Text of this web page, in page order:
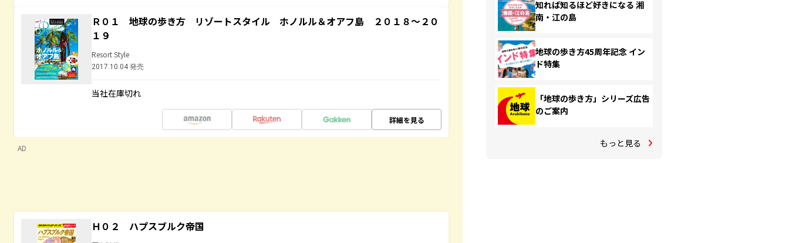
Ｒ０１ 地球の歩き方 リゾートスタイル ホノルル＆オアフ島 ２０１８～２０
１９
Resort Style
2017.10.04 発売
当社在庫切れ
詳細を見る
AD
Ｈ０２ ハプスブルク帝国
知れば知るほど好きになる 湘
南・江の島
地球の歩き方45周年記念 イン
ド特集
「地球の歩き方」シリーズ広告
のご案内
もっと見る